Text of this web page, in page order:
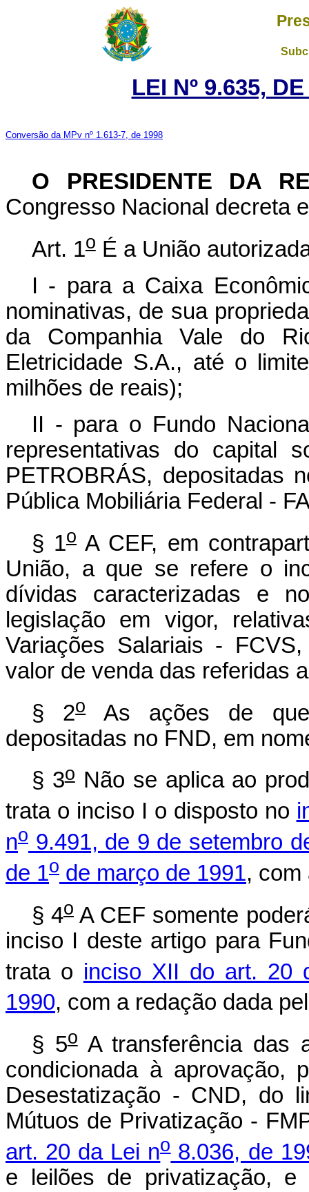
LEI Nº 9.635,
Conversão da MPv nº 1.613-7, de 1998
O PRESIDENTE DA
Congresso Nacional decreta
Art. 1oÉ a União
I - para a Caixa
nominativas, de sua
da Companhia Vale do
Eletricidade S.A., até o
milhões de reais);
II - para o Fundo
representativas do capital
PETROBRÁS, depositadas
Pública Mobiliária Federal -
§ 1o A CEF, em
União, a que se refere o
dívidas caracterizadas e
legislação em vigor,
Variações Salariais -
valor de venda das referidas
§ 2oAs ações de que
depositadas no FND, em
§ 3oNão se aplica ao
trata o inciso I o disposto no
no 9.491, de 9 de setembro
de 1o de março de 1991, com
§ 4oA CEF somente
inciso I deste artigo para
trata o inciso XII do art. 20
1990, com a redação dada
§ 5oA transferência das
condicionada à aprovação,
Desestatização - CND, do
Mútuos de Privatização -
art. 20 da Lei no8.036, de
e leilões de privatização,